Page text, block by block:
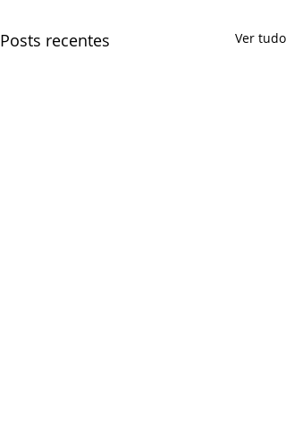
Posts recentes Ver tudo